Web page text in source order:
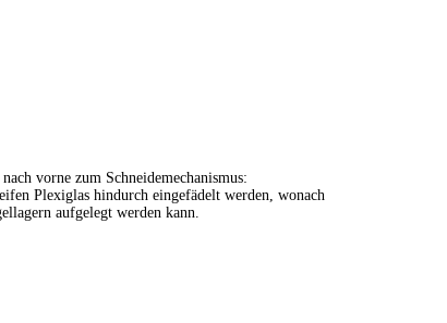
vorne zum Schneidemechanismus:
Plexiglas hindurch eingefädelt werden, wonach
aufgelegt werden kann.